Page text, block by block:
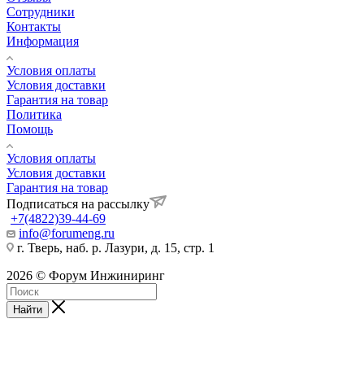
Сотрудники
Контакты
Информация
Условия оплаты
Условия доставки
Гарантия на товар
Политика
Помощь
Условия оплаты
Условия доставки
Гарантия на товар
Подписаться на рассылку
+7(4822)39-44-69
info@forumeng.ru
г. Тверь, наб. р. Лазури, д. 15, стр. 1
2026 © Форум Инжиниринг
Найти